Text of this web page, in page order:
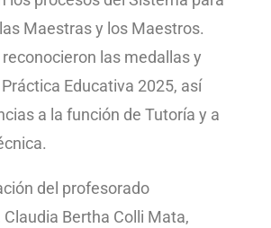
Maestras y los Maestros.
las medallas y
Educativa 2025, así
a la función de Tutoría y a
del profesorado
Bertha Colli Mata,